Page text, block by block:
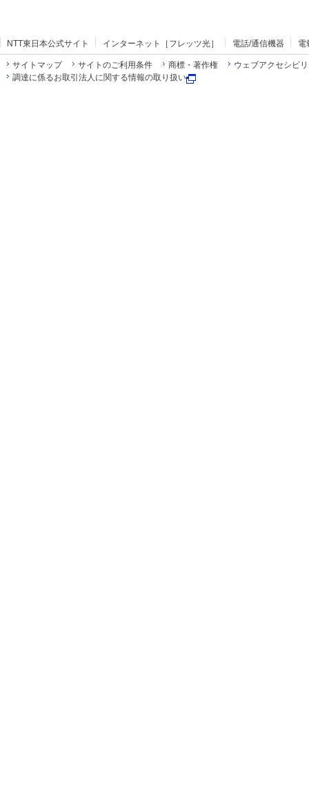
NTT東日本公式サイト インターネット［フレッツ光］ 電話/通信機器 電
サイトマップ サイトのご利用条件 商標・著作権
ウェブアクセシビ
調達に係るお取引法人に関する情報の取り扱い